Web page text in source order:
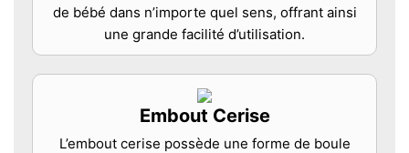
de bébé dans n’importe quel sens, offrant ainsi
une grande facilité d’utilisation.
Embout Cerise
L’embout cerise possède une forme de boule